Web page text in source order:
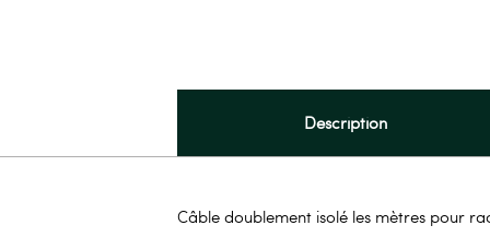
Description
Câble doublement isolé les mètres pour